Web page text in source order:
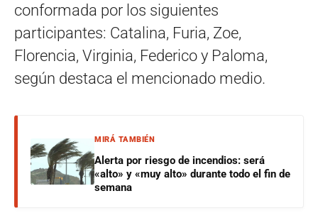
conformada por los siguientes
participantes: Catalina, Furia, Zoe,
Florencia, Virginia, Federico y Paloma,
según destaca el mencionado medio.
MIRÁ TAMBIÉN
Alerta por riesgo de incendios: será
«alto» y «muy alto» durante todo el fin de
semana